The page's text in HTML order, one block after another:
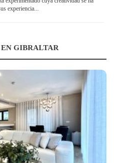
experiencia...
GIBRALTAR